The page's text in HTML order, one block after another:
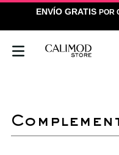
ENVÍO GRATIS POR